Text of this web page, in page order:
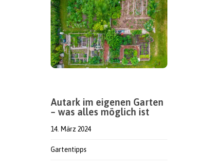
Autark im eigenen Garten
– was alles möglich ist
14. März 2024
Gartentipps